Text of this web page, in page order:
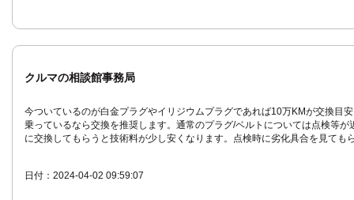
クルマの相談館事務局
今ついているのが白金プラグやイリジウムプラグであれば10万KMが交換目
乗っているなら交換を推奨します。通常のプラグ/ベルトについては点検等が
に交換してもらうと技術料が少し安くなります。点検時に劣化具合を見ても
日付：2024-04-02 09:59:07